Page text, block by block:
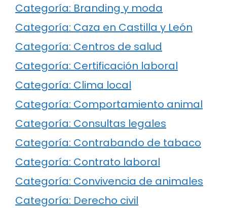
Categoría: Branding y moda
Categoría: Caza en Castilla y León
Categoría: Centros de salud
Categoría: Certificación laboral
Categoría: Clima local
Categoría: Comportamiento animal
Categoría: Consultas legales
Categoría: Contrabando de tabaco
Categoría: Contrato laboral
Categoría: Convivencia de animales
Categoría: Derecho civil